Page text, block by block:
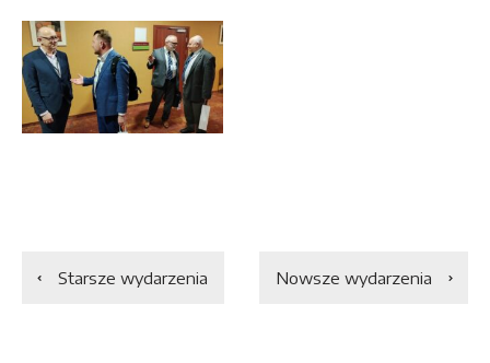
Starsze wydarzenia Nowsze wydarzenia